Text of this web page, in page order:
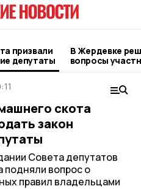
призвали
депутаты
В Жердевке
вопросы
скота
закон
Совета депутатов
подняли вопрос о
правил владельцами